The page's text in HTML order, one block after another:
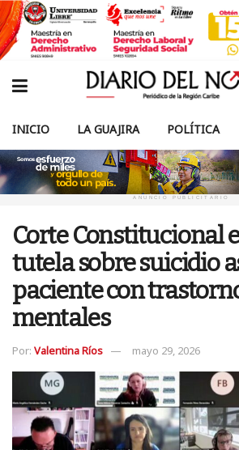
INICIO LA GUAJIRA POLÍTICA
ANUNCIO PUBLICITARIO
Corte Constitucional
tutela sobre suicidio
paciente con
mentales
Por: Valentina Ríos mayo 29, 2026